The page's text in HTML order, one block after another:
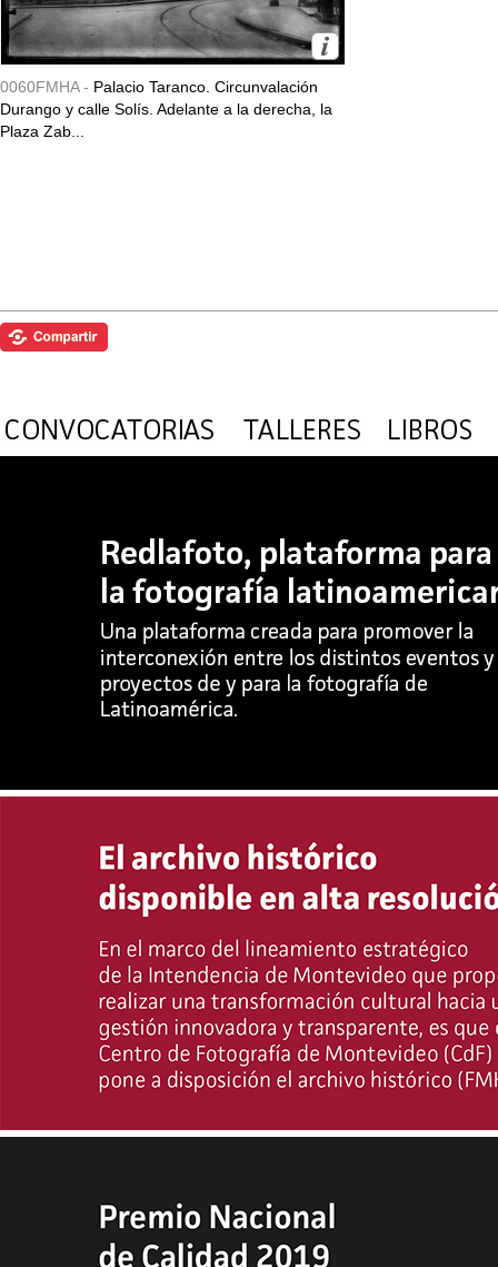
0060FMHA - Palacio Taranco. Circunvalación
Durango y calle Solís. Adelante a la derecha, la
Plaza Zab...